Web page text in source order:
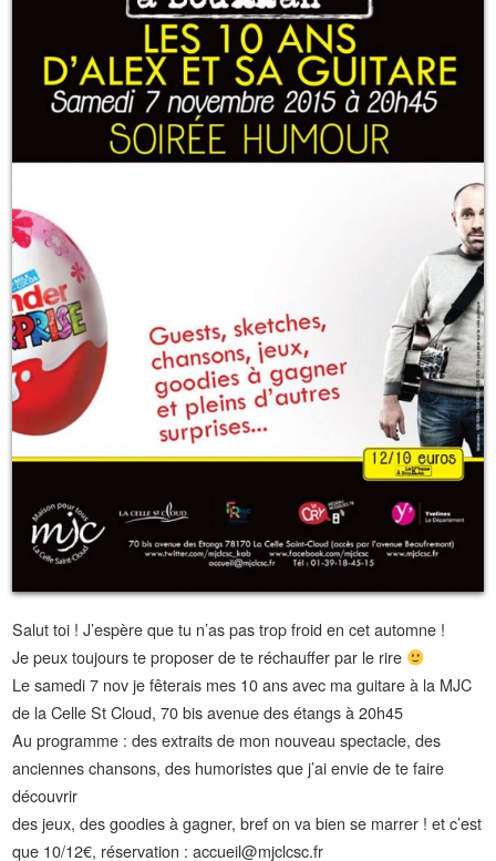
Salut toi ! J’espère que tu n’as pas trop froid en cet automne !
Je peux toujours te proposer de te réchauffer par le rire
Le samedi 7 nov je fêterais mes 10 ans avec ma guitare à la MJC
de la Celle St Cloud, 70 bis avenue des étangs à 20h45
Au programme : des extraits de mon nouveau spectacle, des
anciennes chansons, des humoristes que j’ai envie de te faire
découvrir
des jeux, des goodies à gagner, bref on va bien se marrer ! et c’est
que 10/12€, réservation : accueil@mjclcsc.fr